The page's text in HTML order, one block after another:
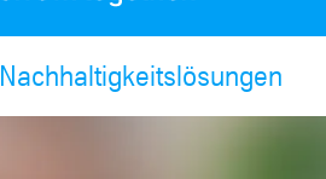
Nachhaltigkeitslösungen